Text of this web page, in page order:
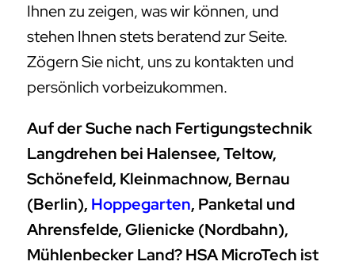
Ihnen zu zeigen, was wir können, und
stehen Ihnen stets beratend zur Seite.
Zögern Sie nicht, uns zu kontakten und
persönlich vorbeizukommen.
Auf der Suche nach Fertigungstechnik
Langdrehen bei Halensee, Teltow,
Schönefeld, Kleinmachnow, Bernau
(Berlin), Hoppegarten, Panketal und
Ahrensfelde, Glienicke (Nordbahn),
Mühlenbecker Land? HSA MicroTech ist